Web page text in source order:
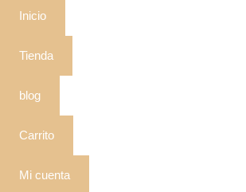
Inicio
Tienda
blog
Carrito
Mi cuenta